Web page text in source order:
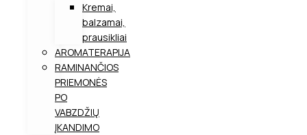
Kremai,
balzamai,
prausikliai
AROMATERAPIJA
RAMINANČIOS
PRIEMONĖS
PO
VABZDŽIŲ
ĮKANDIMO